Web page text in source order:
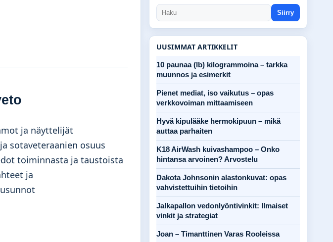
ja näyttelijät
sotaveteraanien osuus
toiminnasta ja taustoista
ja
Siirry
UUSIMMAT ARTIKKELIT
10 paunaa (lb) kilogrammoina – tarkka
muunnos ja esimerkit
Pienet mediat, iso vaikutus – opas
verkkovoiman mittaamiseen
Hyvä kipulääke hermokipuun – mikä
auttaa parhaiten
K18 AirWash kuivashampoo – Onko
hintansa arvoinen? Arvostelu
Dakota Johnsonin alastonkuvat: opas
vahvistettuihin tietoihin
Jalkapallon vedonlyöntivinkit: Ilmaiset
vinkit ja strategiat
Joan – Timanttinen Varas Rooleissa